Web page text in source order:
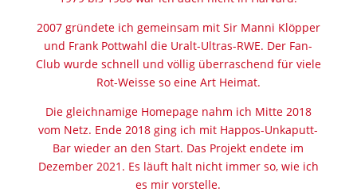
2007 gründete ich gemeinsam mit Sir Manni Klöpper
und Frank Pottwahl die Uralt-Ultras-RWE. Der Fan-
Club wurde schnell und völlig überraschend für viele
Rot-Weisse so eine Art Heimat.
Die gleichnamige Homepage nahm ich Mitte 2018
vom Netz. Ende 2018 ging ich mit Happos-Unkaputt-
Bar wieder an den Start. Das Projekt endete im
Dezember 2021. Es läuft halt nicht immer so, wie ich
es mir vorstelle.